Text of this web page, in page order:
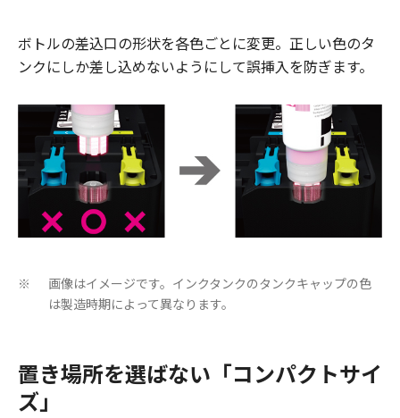
ボトルの差込口の形状を各色ごとに変更。正しい色のタ
ンクにしか差し込めないようにして誤挿入を防ぎます。
※
画像はイメージです。インクタンクのタンクキャップの色
は製造時期によって異なります。
置き場所を選ばない「コンパクトサイ
ズ」